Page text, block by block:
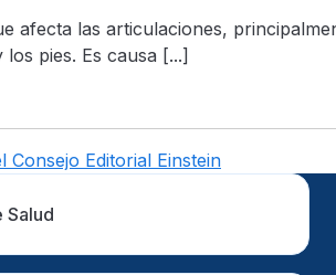
afecta las articulaciones,
pies. Es causa [...]
Consejo Editorial Einstein
Salud